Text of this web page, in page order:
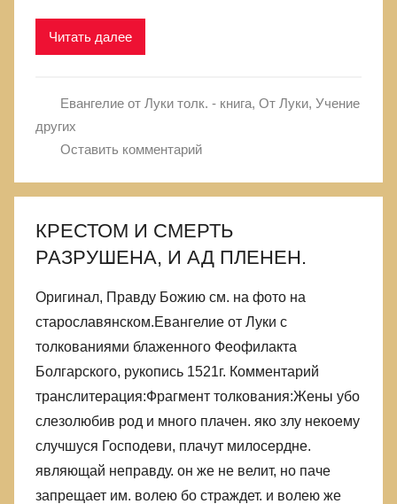
Читать далее
Евангелие от Луки толк. - книга, От Луки, Учение
других
Оставить комментарий
КРЕСТОМ И СМЕРТЬ
РАЗРУШЕНА, И АД ПЛЕНЕН.
Оригинал, Правду Божию см. на фото на
старославянском.Евангелие от Луки с
толкованиями блаженного Феофилакта
Болгарского, рукопись 1521г. Комментарий
транслитерация:Фрагмент толкования:Жены убо
слезолюбив род и много плачен. яко злу некоему
случшуся Господеви, плачут милосердне.
являющай неправду. он же не велит, но паче
запрещает им. волею бо страждет. и волею же